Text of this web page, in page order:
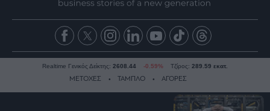
Realtime Γενικός Δείκτης: 2608.44 -0.59% Τζίρος: 289.59 εκατ.
ΜΕΤΟΧΕΣ ΤΑΜΠΛΟ ΑΓΟΡΕΣ